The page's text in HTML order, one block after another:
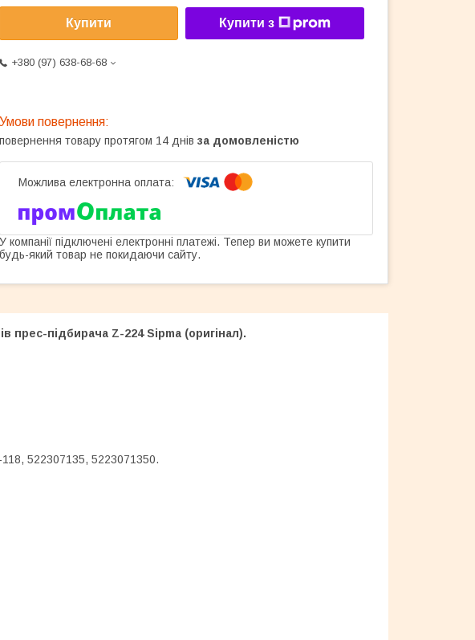
Купити Купити з
+380 (97) 638-68-68
повернення товару протягом 14 днів за домовленістю
У компанії підключені електронні платежі. Тепер ви можете купити
будь-який товар не покидаючи сайту.
прес-підбирача Z-224 Sipma (оригінал).
522307135, 5223071350.